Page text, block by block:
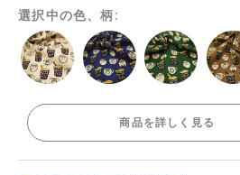
選択中の色、柄:
商品を詳しく見る